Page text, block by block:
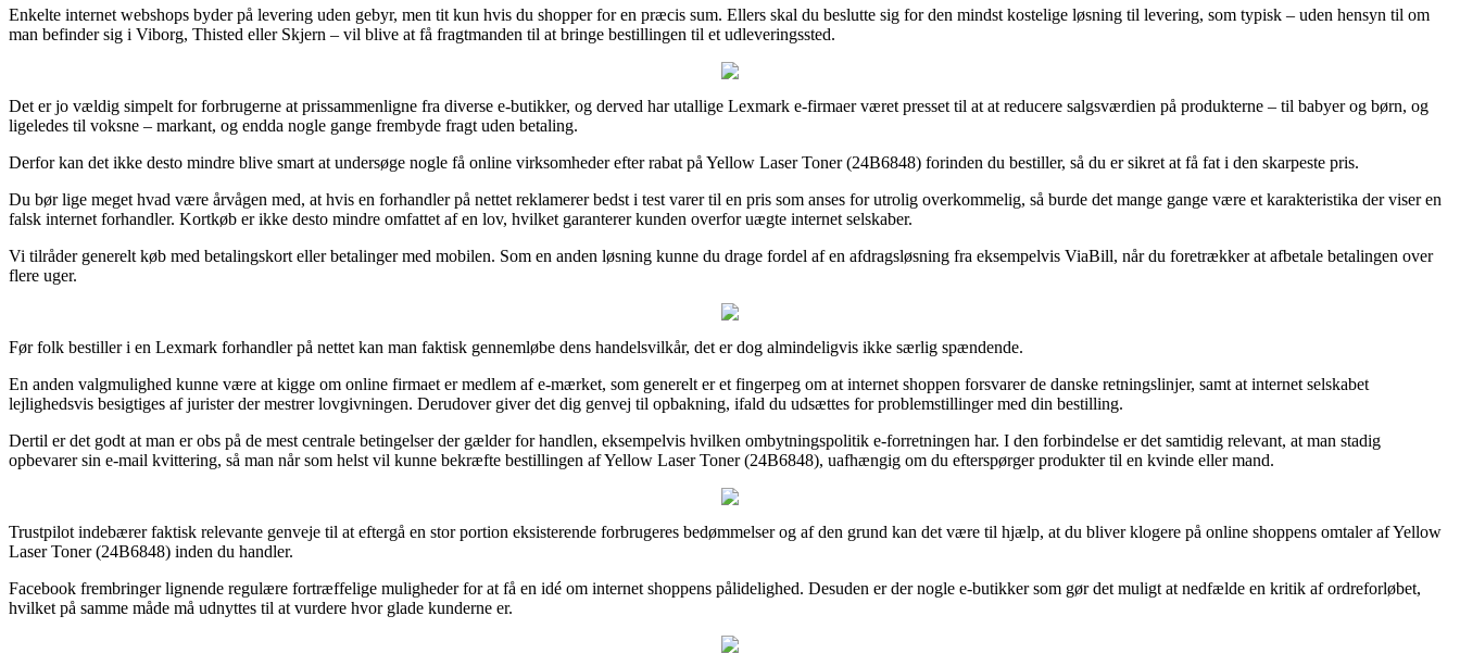
Enkelte internet webshops byder på levering uden gebyr, men tit kun hvis du shopper for en præcis sum. Ellers skal du beslutte sig for den mindst kostelige løsning til levering, som typisk – uden hensyn til om
man befinder sig i Viborg, Thisted eller Skjern – vil blive at få fragtmanden til at bringe bestillingen til et udleveringssted.
Det er jo vældig simpelt for forbrugerne at prissammenligne fra diverse e-butikker, og derved har utallige Lexmark e-firmaer været presset til at at reducere salgsværdien på produkterne – til babyer og børn, og
ligeledes til voksne – markant, og endda nogle gange frembyde fragt uden betaling.
Derfor kan det ikke desto mindre blive smart at undersøge nogle få online virksomheder efter rabat på Yellow Laser Toner (24B6848) forinden du bestiller, så du er sikret at få fat i den skarpeste pris.
Du bør lige meget hvad være årvågen med, at hvis en forhandler på nettet reklamerer bedst i test varer til en pris som anses for utrolig overkommelig, så burde det mange gange være et karakteristika der viser en
falsk internet forhandler. Kortkøb er ikke desto mindre omfattet af en lov, hvilket garanterer kunden overfor uægte internet selskaber.
Vi tilråder generelt køb med betalingskort eller betalinger med mobilen. Som en anden løsning kunne du drage fordel af en afdragsløsning fra eksempelvis ViaBill, når du foretrækker at afbetale betalingen over
flere uger.
Før folk bestiller i en Lexmark forhandler på nettet kan man faktisk gennemløbe dens handelsvilkår, det er dog almindeligvis ikke særlig spændende.
En anden valgmulighed kunne være at kigge om online firmaet er medlem af e-mærket, som generelt er et fingerpeg om at internet shoppen forsvarer de danske retningslinjer, samt at internet selskabet
lejlighedsvis besigtiges af jurister der mestrer lovgivningen. Derudover giver det dig genvej til opbakning, ifald du udsættes for problemstillinger med din bestilling.
Dertil er det godt at man er obs på de mest centrale betingelser der gælder for handlen, eksempelvis hvilken ombytningspolitik e-forretningen har. I den forbindelse er det samtidig relevant, at man stadig
opbevarer sin e-mail kvittering, så man når som helst vil kunne bekræfte bestillingen af Yellow Laser Toner (24B6848), uafhængig om du efterspørger produkter til en kvinde eller mand.
Trustpilot indebærer faktisk relevante genveje til at eftergå en stor portion eksisterende forbrugeres bedømmelser og af den grund kan det være til hjælp, at du bliver klogere på online shoppens omtaler af Yellow
Laser Toner (24B6848) inden du handler.
Facebook frembringer lignende regulære fortræffelige muligheder for at få en idé om internet shoppens pålidelighed. Desuden er der nogle e-butikker som gør det muligt at nedfælde en kritik af ordreforløbet,
hvilket på samme måde må udnyttes til at vurdere hvor glade kunderne er.